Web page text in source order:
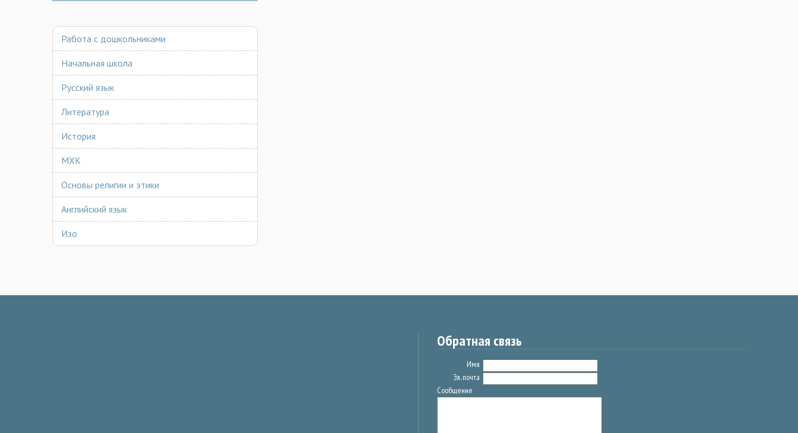
Работа с дошкольниками
Начальная школа
Русский язык
Литература
История
МХК
Основы религии и этики
Английский язык
Изо
Обратная связь
Имя
Эл. почта
Сообщение